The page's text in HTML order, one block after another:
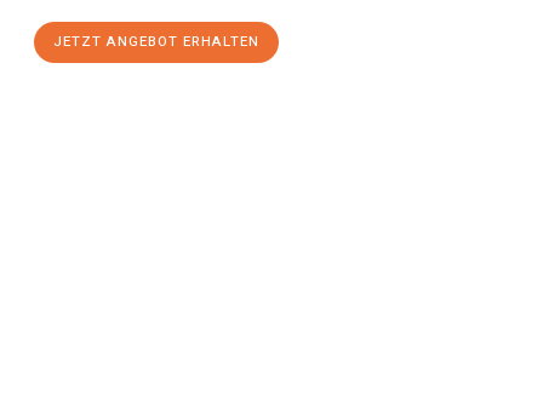
JETZT ANGEBOT ERHALTEN